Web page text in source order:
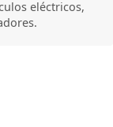
eléctricos,